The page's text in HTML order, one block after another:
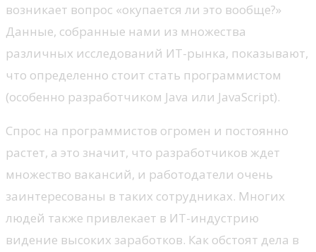
возникает вопрос «окупается ли это вообще?»
Данные, собранные нами из множества
различных исследований ИТ-рынка, показывают,
что определенно стоит стать программистом
(особенно разработчиком Java или JavaScript).
Спрос на программистов огромен и постоянно
растет, а это значит, что разработчиков ждет
множество вакансий, и работодатели очень
заинтересованы в таких сотрудниках. Многих
людей также привлекает в ИТ-индустрию
видение высоких заработков. Как обстоят дела в